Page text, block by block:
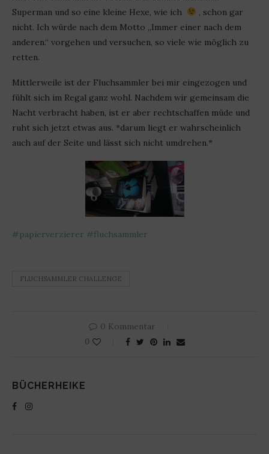
Superman und so eine kleine Hexe, wie ich
, schon gar
nicht. Ich würde nach dem Motto „Immer einer nach dem
anderen.“ vorgehen und versuchen, so viele wie möglich zu
retten.
Mittlerweile ist der Fluchsammler bei mir eingezogen und
fühlt sich im Regal ganz wohl. Nachdem wir gemeinsam die
Nacht verbracht haben, ist er aber rechtschaffen müde und
ruht sich jetzt etwas aus. *darum liegt er wahrscheinlich
auch auf der Seite und lässt sich nicht umdrehen.*
#papierverzierer #fluchsammler
FLUCHSAMMLER CHALLENGE
0 Kommentar
0
BÜCHERHEIKE